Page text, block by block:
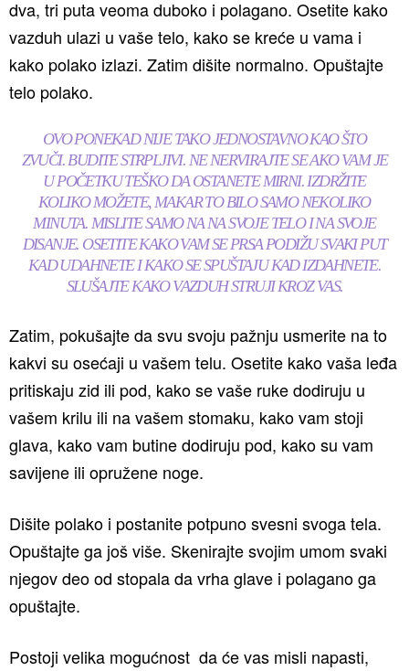
dva, tri puta veoma duboko i polagano. Osetite kako
vazduh ulazi u vaše telo, kako se kreće u vama i
kako polako izlazi. Zatim dišite normalno. Opuštajte
telo polako.
OVO PONEKAD NIJE TAKO JEDNOSTAVNO KAO ŠTO
ZVUČI. BUDITE STRPLJIVI. NE NERVIRAJTE SE AKO VAM JE
U POČETKU TEŠKO DA OSTANETE MIRNI. IZDRŽITE
KOLIKO MOŽETE, MAKAR TO BILO SAMO NEKOLIKO
MINUTA. MISLITE SAMO NA NA SVOJE TELO I NA SVOJE
DISANJE. OSETITE KAKO VAM SE PRSA PODIŽU SVAKI PUT
KAD UDAHNETE I KAKO SE SPUŠTAJU KAD IZDAHNETE.
SLUŠAJTE KAKO VAZDUH STRUJI KROZ VAS.
Zatim, pokušajte da svu svoju pažnju usmerite na to
kakvi su osećaji u vašem telu. Osetite kako vaša leđa
pritiskaju zid ili pod, kako se vaše ruke dodiruju u
vašem krilu ili na vašem stomaku, kako vam stoji
glava, kako vam butine dodiruju pod, kako su vam
savijene ili opružene noge.
Dišite polako i postanite potpuno svesni svoga tela.
Opuštajte ga još više. Skenirajte svojim umom svaki
njegov deo od stopala da vrha glave i polagano ga
opuštajte.
Postoji velika mogućnost da će vas misli napasti,